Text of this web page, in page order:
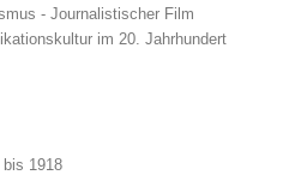
- Journalistischer Film
im 20. Jahrhundert
1918